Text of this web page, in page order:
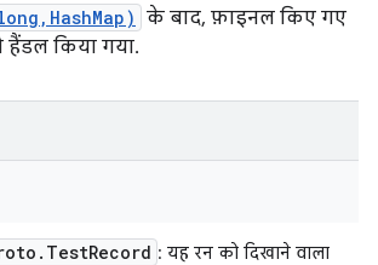
के बाद, फ़ाइनल किए गए
हैंडल किया गया.
. TestRecord : यह रन को दिखाने वाला